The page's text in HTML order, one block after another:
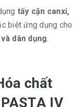
tẩy cặn canxi,
biệt ứng dụng cho
dân dụng.
chất
IV